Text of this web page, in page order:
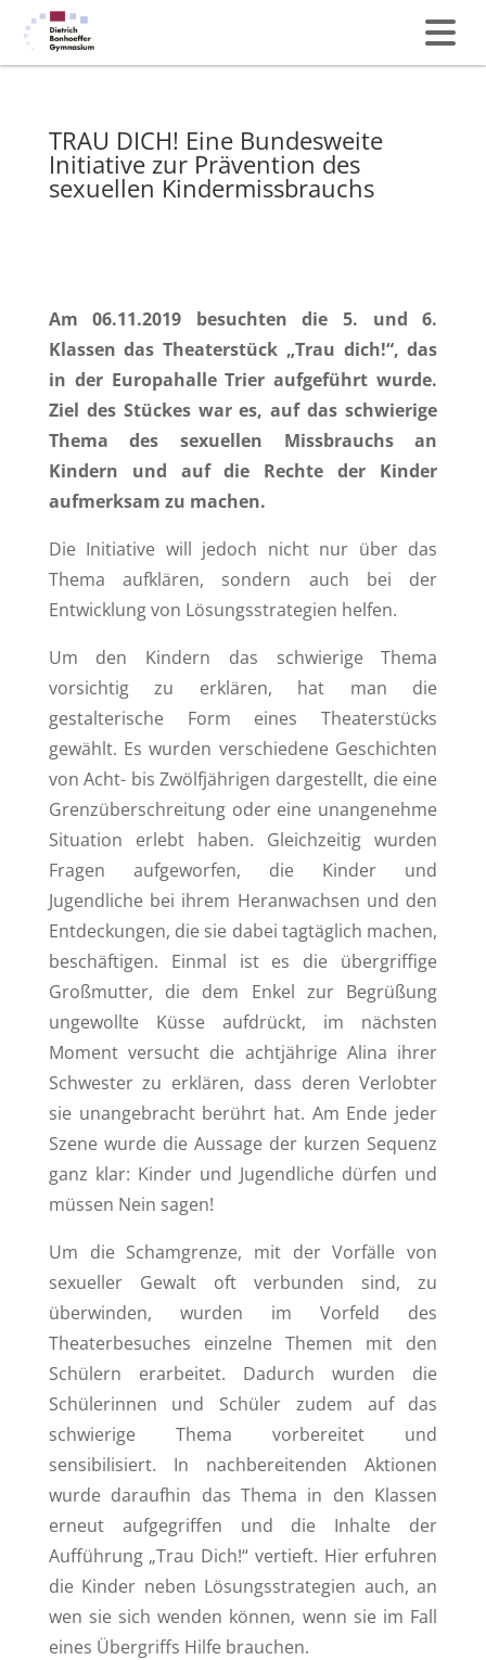
TRAU DICH! Eine Bundesweite
Initiative zur Prävention des
sexuellen Kindermissbrauchs
Am 06.11.2019 besuchten die 5. und 6.
Klassen das Theaterstück „Trau dich!“, das
in der Europahalle Trier aufgeführt wurde.
Ziel des Stückes war es, auf das schwierige
Thema des sexuellen Missbrauchs an
Kindern und auf die Rechte der Kinder
aufmerksam zu machen.
Die Initiative will jedoch nicht nur über das
Thema aufklären, sondern auch bei der
Entwicklung von Lösungsstrategien helfen.
Um den Kindern das schwierige Thema
vorsichtig zu erklären, hat man die
gestalterische Form eines Theaterstücks
gewählt. Es wurden verschiedene Geschichten
von Acht- bis Zwölfjährigen dargestellt, die eine
Grenzüberschreitung oder eine unangenehme
Situation erlebt haben. Gleichzeitig wurden
Fragen aufgeworfen, die Kinder und
Jugendliche bei ihrem Heranwachsen und den
Entdeckungen, die sie dabei tagtäglich machen,
beschäftigen. Einmal ist es die übergriffige
Großmutter, die dem Enkel zur Begrüßung
ungewollte Küsse aufdrückt, im nächsten
Moment versucht die achtjährige Alina ihrer
Schwester zu erklären, dass deren Verlobter
sie unangebracht berührt hat. Am Ende jeder
Szene wurde die Aussage der kurzen Sequenz
ganz klar: Kinder und Jugendliche dürfen und
müssen Nein sagen!
Um die Schamgrenze, mit der Vorfälle von
sexueller Gewalt oft verbunden sind, zu
überwinden, wurden im Vorfeld des
Theaterbesuches einzelne Themen mit den
Schülern erarbeitet. Dadurch wurden die
Schülerinnen und Schüler zudem auf das
schwierige Thema vorbereitet und
sensibilisiert. In nachbereitenden Aktionen
wurde daraufhin das Thema in den Klassen
erneut aufgegriffen und die Inhalte der
Aufführung „Trau Dich!“ vertieft. Hier erfuhren
die Kinder neben Lösungsstrategien auch, an
wen sie sich wenden können, wenn sie im Fall
eines Übergriffs Hilfe brauchen.